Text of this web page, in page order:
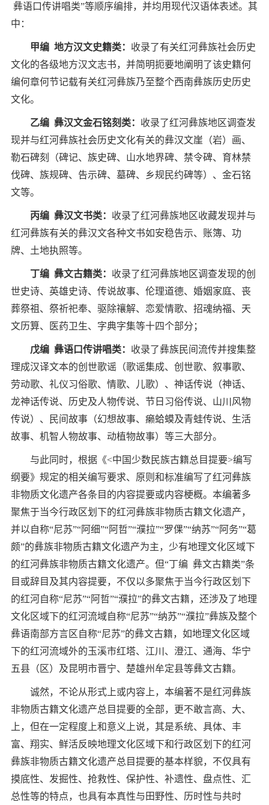
彝语口传讲唱类”等顺序编排，并均用现代汉语体表述。其
中：
甲编 地方汉文史籍类： 收录了有关红河彝族社会历史
文化的各级地方汉文志书，并简明扼要地阐明了该史籍何
编何章何节记载有关红河彝族乃至整个西南彝族历史历史
文化。
乙编 彝汉文金石铭刻类： 收录了红河彝族地区调查发
现并与红河彝族社会历史文化有关的彝汉文崖（岩）画、
勒石碑刻（碑记、族史碑、山水地界碑、禁令碑、育林禁
伐碑、族规碑、告示碑、墓碑、乡规民约碑等）、金石铭
文等。
丙编 彝汉文书类： 收录了红河彝族地区收藏发现并与
红河彝族有关的彝汉文各种文书如安稳告示、账簿、功
牌、土地执照等。
丁编 彝文古籍类： 收录了红河彝族地区调查发现的创
世史诗、英雄史诗、传说故事、伦理道德、婚姻家庭、丧
葬祭祖、祭祈祀奉、驱除禳解、恋爱情歌、招魂纳福、天
文历算、医药卫生、字典字集等十四个部分；
戊编 彝语口传讲唱类： 收录了彝族民间流传并搜集整
理成汉译文本的创世歌谣（歌谣集成、创世歌、叙事歌、
劳动歌、礼仪习俗歌、情歌、儿歌）、神话传说（神话、
龙神话传说、历史及人物传说、节日习俗传说、山川风物
传说）、民间故事（幻想故事、癞蛤蟆及青蛙传说、生活
故事、机智人物故事、动植物故事）等三大部分。
与此同时，根据《<中国少数民族古籍总目提要>编写
纲要》规定的相关编写要求、原则和标准编写了红河彝族
非物质文化遗产各条目的内容提要或内容梗概。本编著多
聚焦于当今行政区划下的红河彝族非物质古籍文化遗产，
并以自称“尼苏”“阿细”“阿哲”“濮拉”“罗倮”“纳苏”“阿务”“葛
颇”的彝族非物质古籍文化遗产为主，少有地理文化区域下
的红河彝族非物质古籍文化遗产。但“ 丁编 彝文古籍类”条
目或辞目及其内容提要，不仅以多聚焦于当今行政区划下
的红河自称“尼苏”“阿哲”“濮拉”的彝文古籍，还涉及了地理
文化区域下的红河流域自称“尼苏”“纳苏”“濮拉”彝族及整个
彝语南部方言区自称“尼苏”的彝文古籍，如地理文化区域
下的红河流域外的玉溪市红塔、江川、澄江、通海、华宁
五县（区）及昆明市晋宁、楚雄州牟定县等彝文古籍。
诚然，不论从形式上或内容上，本编著不是红河彝族
非物质古籍文化遗产总目提要的全部，更不敢言高、大、
上，但在一定程度上和意义上说，其是系统、具体、丰
富、翔实、鲜活反映地理文化区域下和行政区划下的红河
彝族非物质古籍文化遗产总目提要的基本样貌，不仅具有
摸底性、发掘性、抢救性、保护性、补遗性、盘点性、汇
总性等的特点，也具有本真性与田野性、历时性与共时